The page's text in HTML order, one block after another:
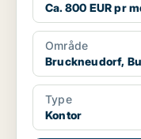
Ca. 800 EUR pr
Område
Bruckneudorf,
Type
Kontor